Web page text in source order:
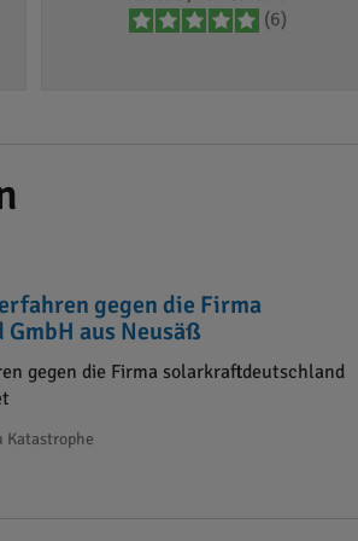
(6)
gegen die Firma
aus Neusäß
gegen die Firma solarkraftdeutschland
Katastrophe